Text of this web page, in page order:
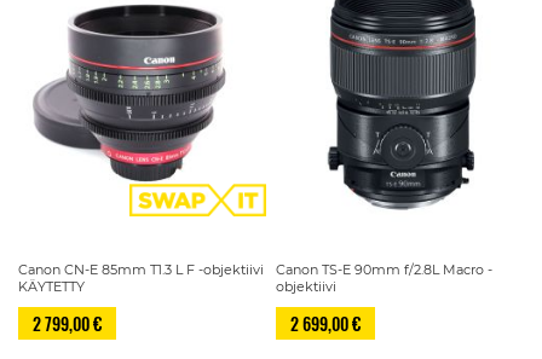
Canon CN-E 85mm T1.3 L F -objektiivi
KÄYTETTY
2 799,00 €
Canon TS-E 90mm f/2.8L Macro -
objektiivi
2 699,00 €